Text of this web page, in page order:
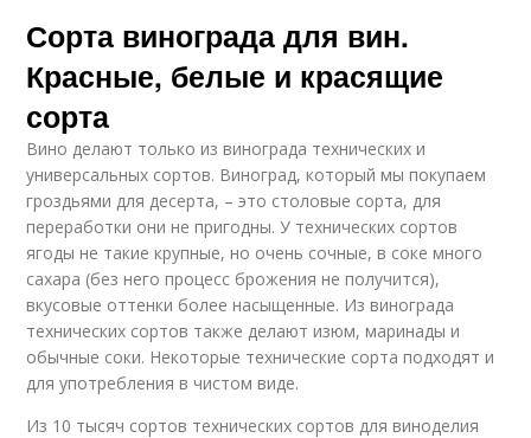
Сорта винограда для вин.
Красные, белые и красящие
сорта
Вино делают только из винограда технических и
универсальных сортов. Виноград, который мы покупаем
гроздьями для десерта, – это столовые сорта, для
переработки они не пригодны. У технических сортов
ягоды не такие крупные, но очень сочные, в соке много
сахара (без него процесс брожения не получится),
вкусовые оттенки более насыщенные. Из винограда
технических сортов также делают изюм, маринады и
обычные соки. Некоторые технические сорта подходят и
для употребления в чистом виде.
Из 10 тысяч сортов технических сортов для виноделия